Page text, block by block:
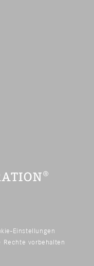
Einstellungen
Rechte vorbehalten